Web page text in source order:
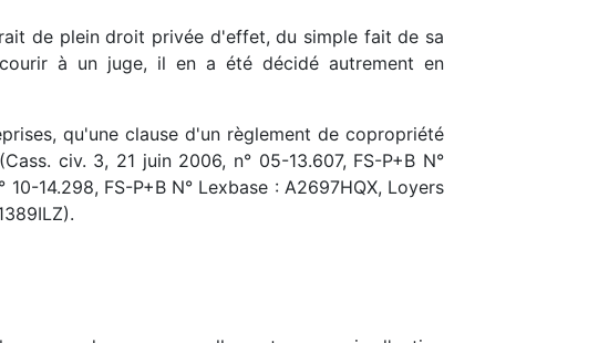
de plein droit privée d'effet, du simple fait de sa
à un juge, il en a été décidé autrement en
qu'une clause d'un règlement de copropriété
civ. 3, 21 juin 2006, n° 05-13.607, FS-P+B N°
14.298, FS-P+B N° Lexbase : A2697HQX, Loyers